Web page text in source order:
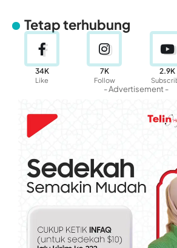
Tetap terhubung
34K
Like
7K
Follow
2.9K
- Advertisement -